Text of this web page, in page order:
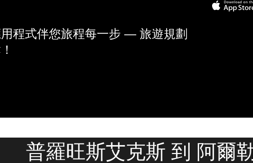
程式伴您旅程每一步 — 旅遊規劃
普羅旺斯艾克斯 到 阿爾